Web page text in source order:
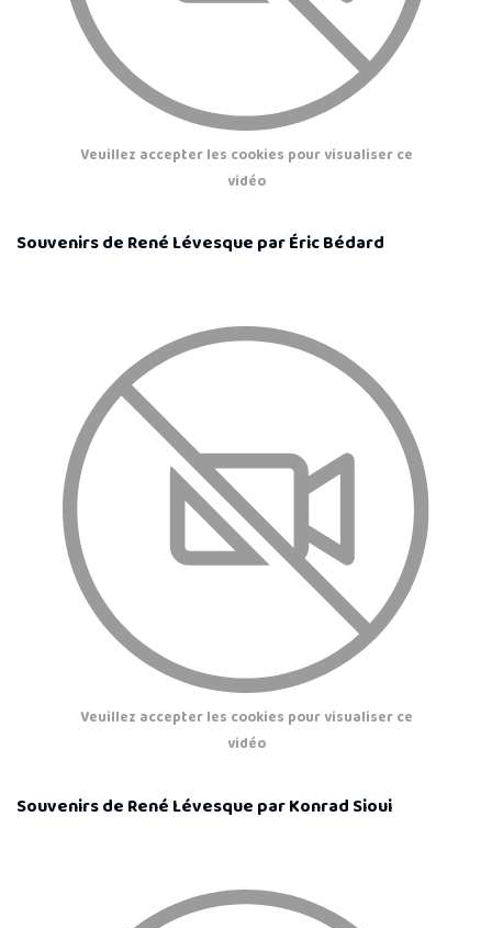
Veuillez accepter les cookies pour visualiser ce
vidéo
Souvenirs de René Lévesque par Éric Bédard
Veuillez accepter les cookies pour visualiser ce
vidéo
Souvenirs de René Lévesque par Konrad Sioui